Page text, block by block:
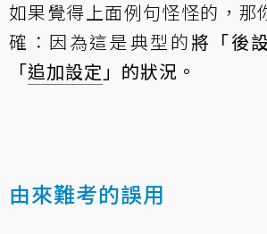
如果覺得上面例句怪怪的，那
確：因為這是典型的將「後
「追加設定 」的狀況。
由來難考的誤用